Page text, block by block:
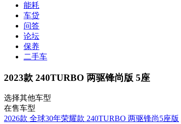
能耗
车贷
问答
论坛
保养
二手车
2023款 240TURBO 两驱锋尚版 5座
选择其他车型
在售车型
2026款 全球30年荣耀款 240TURBO 两驱锋尚5座版